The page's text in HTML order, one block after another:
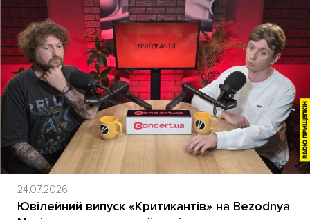
24.07.2026
Ювілейний випуск «Критикантів» на Bezodnya